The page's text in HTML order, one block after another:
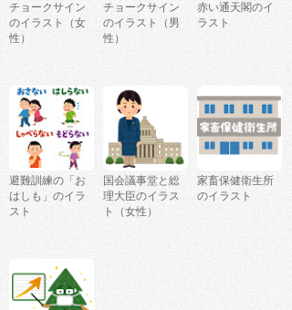
チョークサイン
のイラスト（女
性）
チョークサイン
のイラスト（男
性）
赤い通天閣のイ
ラスト
避難訓練の「お
はしも」のイラ
スト
国会議事堂と総
理大臣のイラス
ト（女性）
家畜保健衛生所
のイラスト